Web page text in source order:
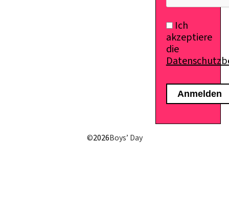
Ich
akzeptiere
die
©2026Boys’ Day